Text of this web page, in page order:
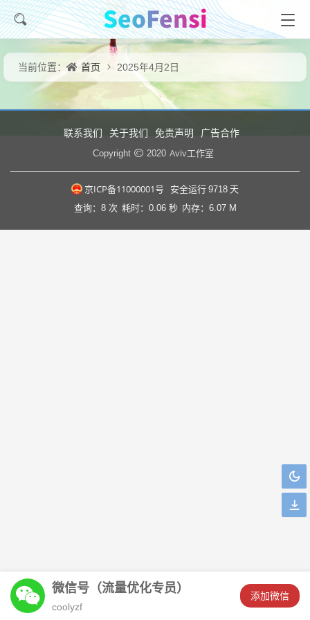
当前位置： 首页 2025年4月2日
联系我们 关于我们 免责声明 广告合作
Copyright 2020 Aviv工作室
京ICP备11000001号 安全运行 9718 天
查询：8 次 耗时：0.06 秒 内存：6.07 M
󦘖 微信号（流量优化专员）
coolyzf
添加微信
***若扶风刚刚添加了客服微信！